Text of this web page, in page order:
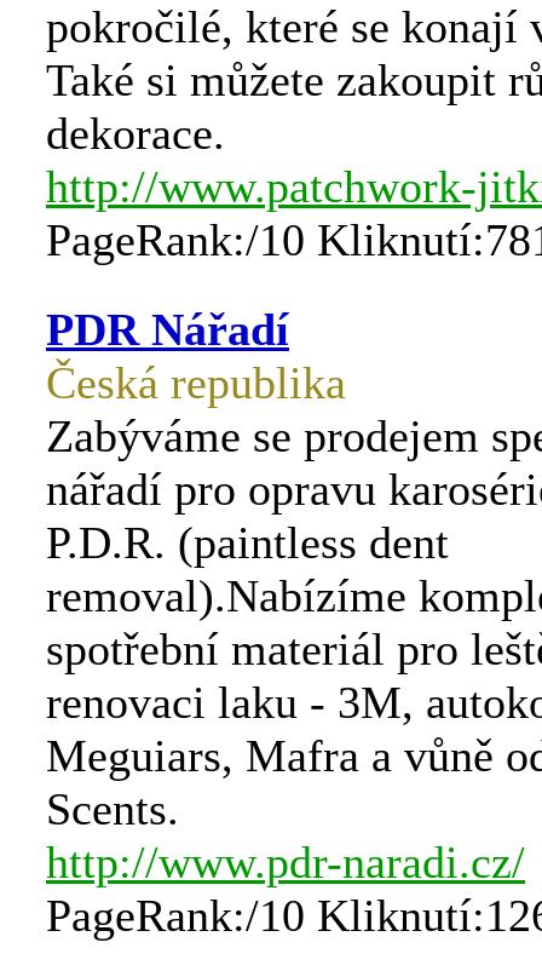
pokročilé, které se konají
Také si můžete zakoupit
dekorace.
http://www.patchwork-
PageRank:/10
PDR Nářadí
Česká republika
Zabýváme se prodejem
nářadí pro opravu
P.D.R. (paintless dent
removal).Nabízíme
spotřební materiál pro
renovaci laku - 3M,
Meguiars, Mafra a vůně
Scents.
http://www.pdr-naradi.cz/
PageRank:/10